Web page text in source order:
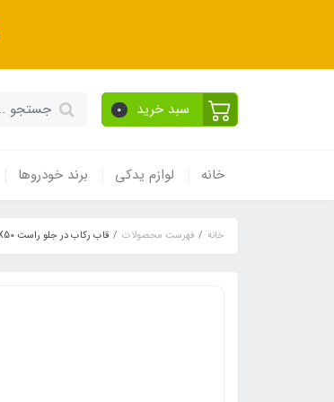
سبد خرید 0
خانه لوازم یدکی برند خودروها
خانه فهرست محصولات قاب رکاب در جلو راست LIFAN X50